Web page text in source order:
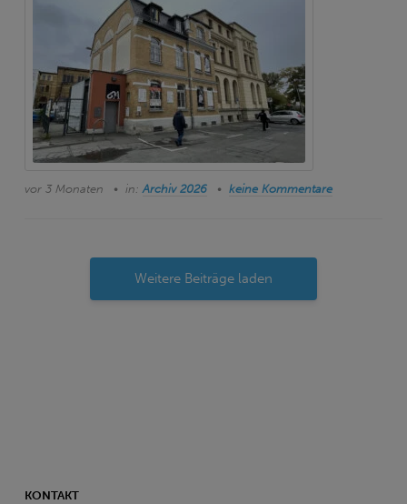
vor 3 Monaten in:Archiv 2026 keine Kommentare
Weitere Beiträge laden
KONTAKT